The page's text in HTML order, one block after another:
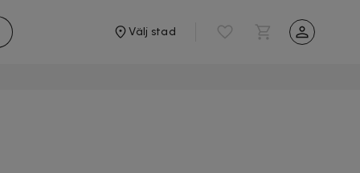
Välj stad